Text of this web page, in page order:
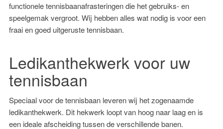
functionele tennisbaanafrasteringen die het gebruiks- en
speelgemak vergroot. Wij hebben alles wat nodig is voor een
fraai en goed uitgeruste tennisbaan.
Ledikanthekwerk voor uw
tennisbaan
Speciaal voor de tennisbaan leveren wij het zogenaamde
ledikanthekwerk. Dit hekwerk loopt van hoog naar laag en is
een ideale afscheiding tussen de verschillende banen.